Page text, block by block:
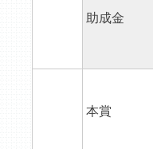
助成金
本賞